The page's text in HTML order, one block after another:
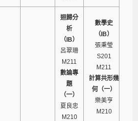
迴歸分
析
（IB）
呂翠珊
M211
數論專
題
（一）
夏良忠
M210
數學史
（IB）
張秉瑩
S201
M211
計算共形幾
何（一）
樂美亨
M210